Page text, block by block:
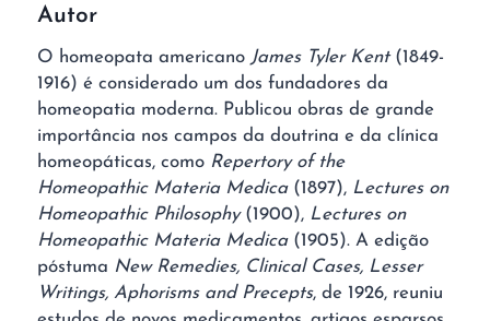
Autor
O homeopata americano James Tyler Kent(1849-
1916) é considerado um dos fundadores da
homeopatia moderna. Publicou obras de grande
importância nos campos da doutrina e da clínica
homeopáticas, como Repertory of the
Homeopathic Materia Medica(1897), Lectures on
Homeopathic Philosophy(1900), Lectures on
Homeopathic Materia Medica(1905). A edição
póstuma New Remedies, Clinical Cases, Lesser
Writings, Aphorisms and Precepts, de 1926, reuniu